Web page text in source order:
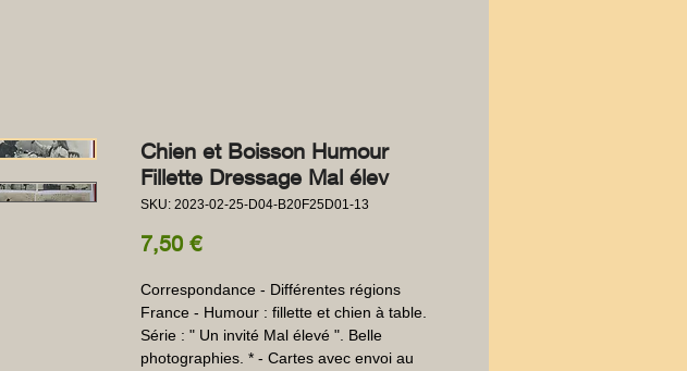
Chien et Boisson Humour
Fillette Dressage Mal élev
SKU: 2023-02-25-D04-B20F25D01-13
7,50 €Prezzo
Correspondance - Différentes régions
France - Humour : fillette et chien à table.
Série : " Un invité Mal élevé ". Belle
photographies. * - Cartes avec envoi au